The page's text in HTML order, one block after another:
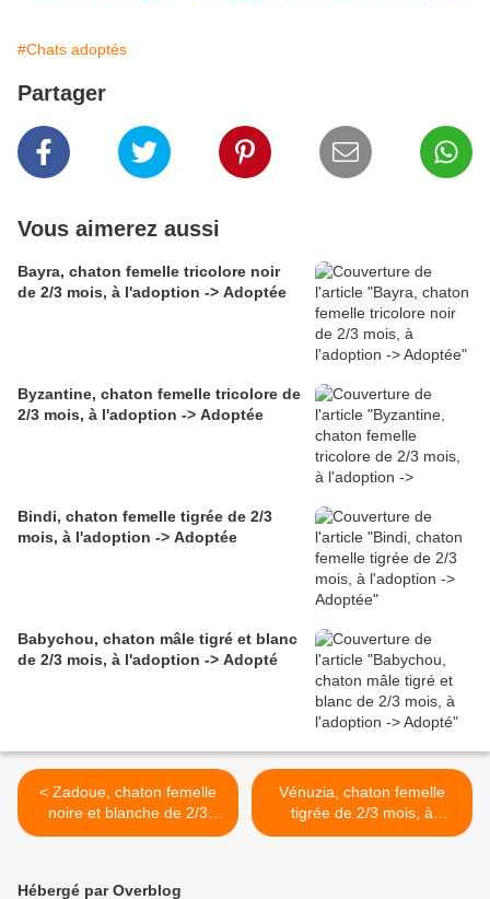
#Chats adoptés
Partager
Vous aimerez aussi
Bayra, chaton femelle tricolore noir
de 2/3 mois, à l'adoption -> Adoptée
Byzantine, chaton femelle tricolore de
2/3 mois, à l'adoption -> Adoptée
Bindi, chaton femelle tigrée de 2/3
mois, à l'adoption -> Adoptée
Babychou, chaton mâle tigré et blanc
de 2/3 mois, à l'adoption -> Adopté
< Zadoue, chaton femelle
noire et blanche de 2/3
mois, à l'adoption ->
Vénuzia, chaton femelle
tigrée de 2/3 mois, à
l'adoption -> adoptée avec
Hébergé par Overblog